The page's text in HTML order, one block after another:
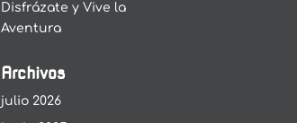
Disfrázate y Vive la
Aventura
Archivos
julio 2026